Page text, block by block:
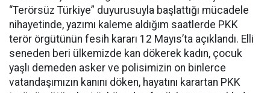
“Terörsüz Türkiye” duyurusuyla başlattığı mücadele
nihayetinde, yazımı kaleme aldığım saatlerde PKK
terör örgütünün fesih kararı 12 Mayıs’ta açıklandı. Elli
seneden beri ülkemizde kan dökerek kadın, çocuk
yaşlı demeden asker ve polisimizin on binlerce
vatandaşımızın kanını döken, hayatını karartan PKK